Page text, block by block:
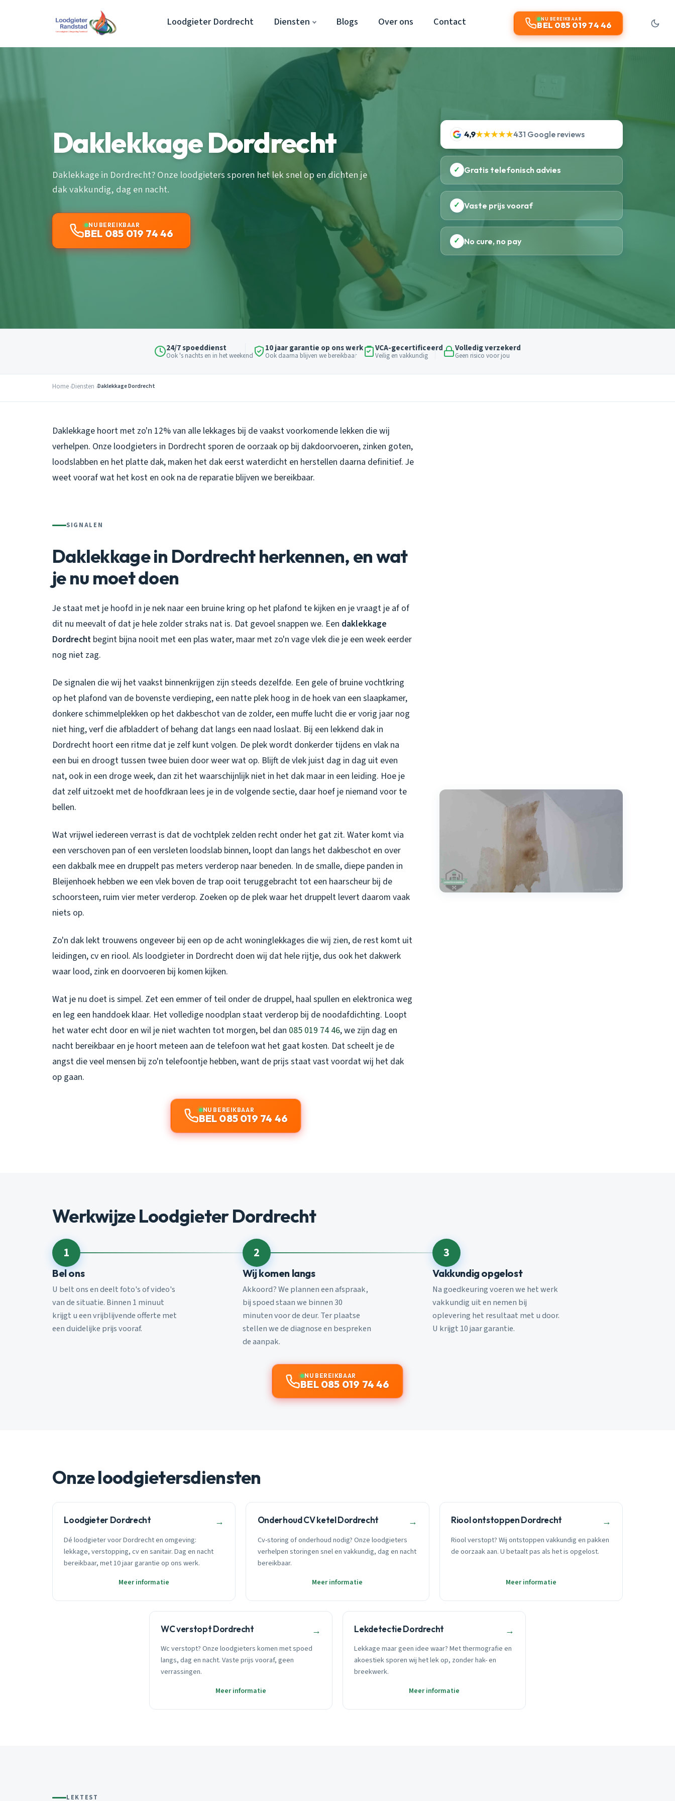
Loodgieter Dordrecht Diensten Blogs Over ons Contact NU BEREIKBAAR
BEL 085 019 74 46
Daklekkage Dordrecht
Daklekkage in Dordrecht? Onze loodgieters sporen het lek snel op en dichten je
dak vakkundig, dag en nacht.
NU BEREIKBAAR
BEL 085 019 74 46
4,9★★★★★431 Google reviews
✓ Gratis telefonisch advies
✓ Vaste prijs vooraf
✓ No cure, no pay
24/7 spoeddienst
Ook 's nachts en in het weekend
10 jaar garantie op ons werk
Ook daarna blijven we bereikbaar
VCA-gecertificeerd
Veilig en vakkundig
Volledig verzekerd
Geen risico voor jou
Home Diensten Daklekkage Dordrecht
Daklekkage hoort met zo'n 12% van alle lekkages bij de vaakst voorkomende lekken die wij
verhelpen. Onze loodgieters in Dordrecht sporen de oorzaak op bij dakdoorvoeren, zinken goten,
loodslabben en het platte dak, maken het dak eerst waterdicht en herstellen daarna definitief. Je
weet vooraf wat het kost en ook na de reparatie blijven we bereikbaar.
SIGNALEN
Daklekkage in Dordrecht herkennen, en wat
je nu moet doen
Je staat met je hoofd in je nek naar een bruine kring op het plafond te kijken en je vraagt je af of
dit nu meevalt of dat je hele zolder straks nat is. Dat gevoel snappen we. Een daklekkage
Dordrecht begint bijna nooit met een plas water, maar met zo'n vage vlek die je een week eerder
nog niet zag.
De signalen die wij het vaakst binnenkrijgen zijn steeds dezelfde. Een gele of bruine vochtkring
op het plafond van de bovenste verdieping, een natte plek hoog in de hoek van een slaapkamer,
donkere schimmelplekken op het dakbeschot van de zolder, een muffe lucht die er vorig jaar nog
niet hing, verf die afbladdert of behang dat langs een naad loslaat. Bij een lekkend dak in
Dordrecht hoort een ritme dat je zelf kunt volgen. De plek wordt donkerder tijdens en vlak na
een bui en droogt tussen twee buien door weer wat op. Blijft de vlek juist dag in dag uit even
nat, ook in een droge week, dan zit het waarschijnlijk niet in het dak maar in een leiding. Hoe je
dat zelf uitzoekt met de hoofdkraan lees je in de volgende sectie, daar hoef je niemand voor te
bellen.
Wat vrijwel iedereen verrast is dat de vochtplek zelden recht onder het gat zit. Water komt via
een verschoven pan of een versleten loodslab binnen, loopt dan langs het dakbeschot en over
een dakbalk mee en druppelt pas meters verderop naar beneden. In de smalle, diepe panden in
Bleijenhoek hebben we een vlek boven de trap ooit teruggebracht tot een haarscheur bij de
schoorsteen, ruim vier meter verderop. Zoeken op de plek waar het druppelt levert daarom vaak
niets op.
Zo'n dak lekt trouwens ongeveer bij een op de acht woninglekkages die wij zien, de rest komt uit
leidingen, cv en riool. Als loodgieter in Dordrecht doen wij dat hele rijtje, dus ook het dakwerk
waar lood, zink en doorvoeren bij komen kijken.
Wat je nu doet is simpel. Zet een emmer of teil onder de druppel, haal spullen en elektronica weg
en leg een handdoek klaar. Het volledige noodplan staat verderop bij de noodafdichting. Loopt
het water echt door en wil je niet wachten tot morgen, bel dan 085 019 74 46, we zijn dag en
nacht bereikbaar en je hoort meteen aan de telefoon wat het gaat kosten. Dat scheelt je de
angst die veel mensen bij zo'n telefoontje hebben, want de prijs staat vast voordat wij het dak
op gaan.
NU BEREIKBAAR
BEL 085 019 74 46
Werkwijze Loodgieter Dordrecht
1
Bel ons
U belt ons en deelt foto's of video's
van de situatie. Binnen 1 minuut
krijgt u een vrijblijvende offerte met
een duidelijke prijs vooraf.
2
Wij komen langs
Akkoord? We plannen een afspraak,
bij spoed staan we binnen 30
minuten voor de deur. Ter plaatse
stellen we de diagnose en bespreken
de aanpak.
3
Vakkundig opgelost
Na goedkeuring voeren we het werk
vakkundig uit en nemen bij
oplevering het resultaat met u door.
U krijgt 10 jaar garantie.
NU BEREIKBAAR
BEL 085 019 74 46
Onze loodgietersdiensten
Loodgieter Dordrecht →
Dé loodgieter voor Dordrecht en omgeving:
lekkage, verstopping, cv en sanitair. Dag en nacht
bereikbaar, met 10 jaar garantie op ons werk.
Meer informatie
Onderhoud CV ketel Dordrecht →
Cv-storing of onderhoud nodig? Onze loodgieters
verhelpen storingen snel en vakkundig, dag en nacht
bereikbaar.
Meer informatie
Riool ontstoppen Dordrecht →
Riool verstopt? Wij ontstoppen vakkundig en pakken
de oorzaak aan. U betaalt pas als het is opgelost.
Meer informatie
WC verstopt Dordrecht →
Wc verstopt? Onze loodgieters komen met spoed
langs, dag en nacht. Vaste prijs vooraf, geen
verrassingen.
Meer informatie
Lekdetectie Dordrecht →
Lekkage maar geen idee waar? Met thermografie en
akoestiek sporen wij het lek op, zonder hak- en
breekwerk.
Meer informatie
LEKTEST